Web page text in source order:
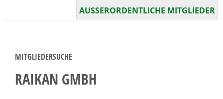
AUSSERORDENTLICHE MITGLIEDER
MITGLIEDERSUCHE
RAIKAN GMBH